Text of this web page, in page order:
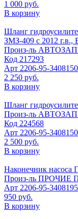
1 000 руб.
В корзину
Шланг
ЗМЗ-409 с 2012 г.в.,
Произ-ль
Код 217293
Арт 2206-95-
2 250 руб.
В корзину
Шланг
Произ-ль
Код 224568
Арт 2206-95-
2 500 руб.
В корзину
Наконечник насоса
Произ-ль ПРОЧИЕ
Арт 2206-95-
950 руб.
В корзину